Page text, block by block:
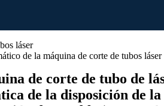
de la máquina de corte de tubos láser
de corte de tubo de
de la disposición de